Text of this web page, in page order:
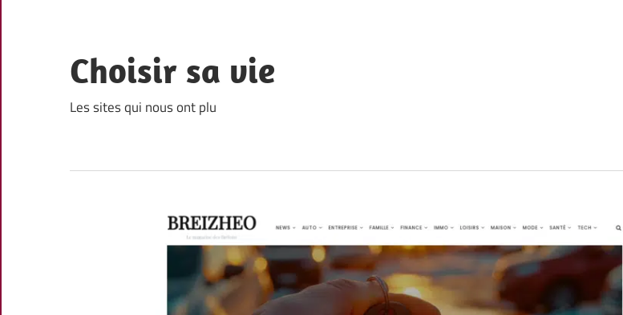
content
Choisir sa vie
Les sites qui nous ont plu